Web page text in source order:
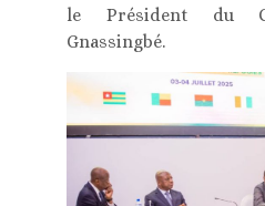
le Président du
Gnassingbé.